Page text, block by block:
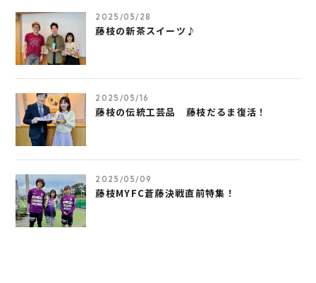
2025/05/28
藤枝の新茶スイーツ♪
2025/05/16
藤枝の伝統工芸品 藤枝だるま復活！
2025/05/09
藤枝MYFC蒼藤決戦直前特集！